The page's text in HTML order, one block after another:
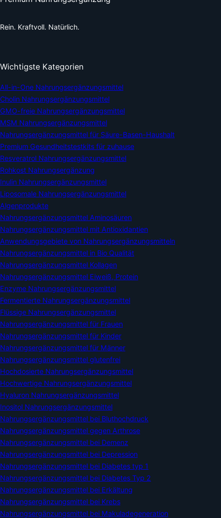
Rein. Kraftvoll. Natürlich.
Wichtigste Kategorien
All-in-One Nahrungsergänzungsmittel
Cholin Nahrungsergänzungsmittel
GMO-freie Nahrungsergänzungsmittel
MSM Nahrungsergänzungsmittel
Nahrungsergänzungsmittel für Säure-Basen-Haushalt
Premium Gesundheitstestkits für zuhause
Resveratrol Nahrungsergänzungsmittel
Rohkost Nahrungsergänzung
Inulin Nahrungsergänzungsmittel
Liposomale Nahrungsergänzungsmittel
Algenprodukte
Nahrungsergänzungsmittel Aminosäuren
Nahrungsergänzungsmittel mit Antioxidantien
Anwendungsgebiete von Nahrungsergänzungsmitteln
Nahrungsergänzungsmittel in Bio Qualität
Nahrungsergänzungsmittel Kollagen
Nahrungsergänzungsmittel Eiweiß, Protein
Enzyme Nahrungsergänzungsmittel
Fermentierte Nahrungsergänzungsmittel
Flüssige Nahrungsergänzungsmittel
Nahrungsergänzungsmittel für Frauen
Nahrungsergänzungsmittel für Kinder
Nahrungsergänzungsmittel für Männer
Nahrungsergänzungsmittel glutenfrei
Hochdosierte Nahrungsergänzungsmittel
Hochwertige Nahrungsergänzungsmittel
Hyaluron Nahrungsergänzungsmittel
Inositol Nahrungsergänzungsmittel
Nahrungsergänzungsmittel bei Bluthochdruck
Nahrungsergänzungsmittel gegen Arthrose
Nahrungsergänzungsmittel bei Demenz
Nahrungsergänzungsmittel bei Depression
Nahrungsergänzungsmittel bei Diabetes typ 1
Nahrungsergänzungsmittel bei Diabetes Typ 2
Nahrungsergänzungsmittel bei Erkältung
Nahrungsergänzungsmittel bei Krebs
Nahrungsergänzungsmittel bei Makuladegeneration